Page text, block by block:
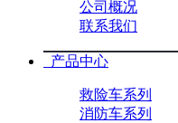
公司概况
联系我们
产品中心
救险车系列
消防车系列